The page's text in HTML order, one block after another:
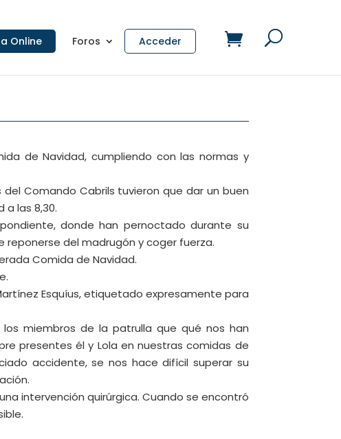
Online Foros Acceder
de Navidad, cumpliendo con las normas y
Comando Cabrils tuvieron que dar un buen
las 8,30.
donde han pernoctado durante su
reponerse del madrugón y coger fuerza.
Comida de Navidad.
Esquíus, etiquetado expresamente para
miembros de la patrulla que qué nos han
presentes él y Lola en nuestras comidas de
accidente, se nos hace difícil superar su
intervención quirúrgica. Cuando se encontró